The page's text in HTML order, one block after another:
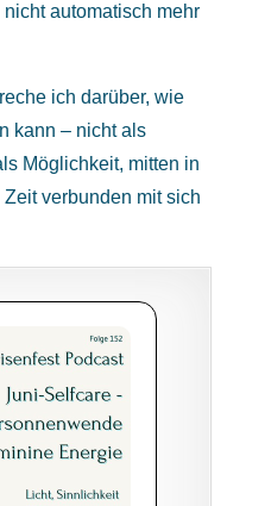
automatisch mehr
ich darüber, wie
kann – nicht als
Möglichkeit, mitten in
verbunden mit sich